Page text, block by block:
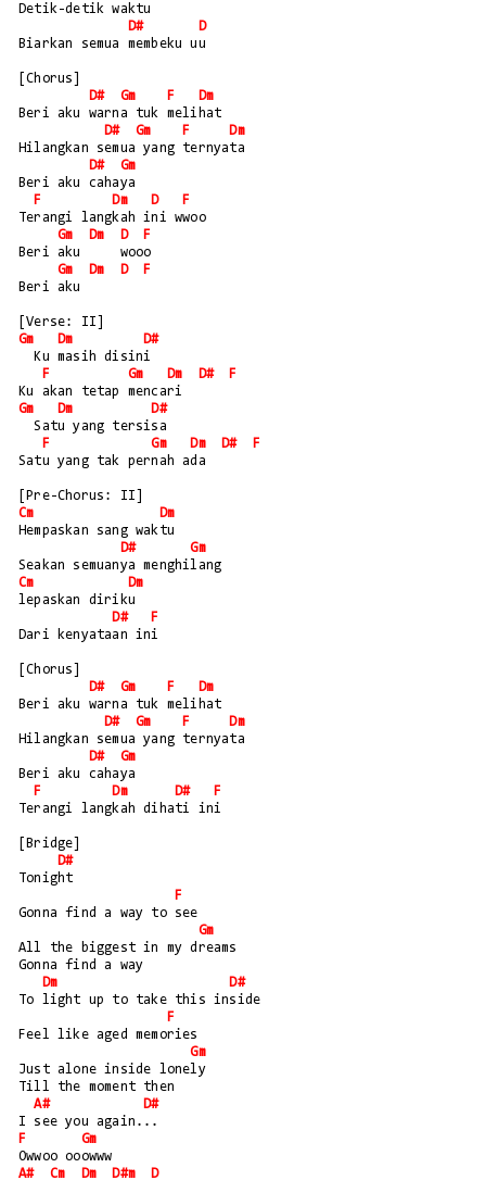
Detik-detik waktu
D#
D
Biarkan semua membeku uu
[Chorus]
D#
Gm F
Dm
Beri aku warna tuk melihat
D#
Gm F
Dm
Hilangkan semua yang ternyata
D#
Gm
Beri aku cahaya
F
Dm D
F
Terangi langkah ini wwoo
Gm
Dm D
F
Beri aku     wooo
Gm
Dm D
F
Beri aku
[Verse: II]
Gm
Dm
D#
  Ku masih disini
F
Gm Dm D#
F
Ku akan tetap mencari
Gm
Dm
D#
  Satu yang tersisa
F
Gm Dm D#
F
Satu yang tak pernah ada
[Pre-Chorus: II]
Cm
Dm
Hempaskan sang waktu
D#
Gm
Seakan semuanya menghilang
Cm
Dm
lepaskan diriku
D#
F
Dari kenyataan ini
[Chorus]
D#
Gm F
Dm
Beri aku warna tuk melihat
D#
Gm F
Dm
Hilangkan semua yang ternyata
D#
Gm
Beri aku cahaya
F
Dm D#
F
Terangi langkah dihati ini
[Bridge]
D#
Tonight
F
Gonna find a way to see
Gm
All the biggest in my dreams
Gonna find a way
Dm
D#
To light up to take this inside
F
Feel like aged memories
Gm
Just alone inside lonely
Till the moment then
A#
D#
I see you again...
F
Gm
Owwoo ooowww
A#
Cm Dm D#m D